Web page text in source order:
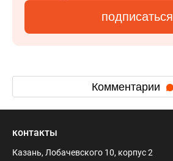
подписаться
Комментарии
контакты
Казань, Лобачевского 10, корпус 2